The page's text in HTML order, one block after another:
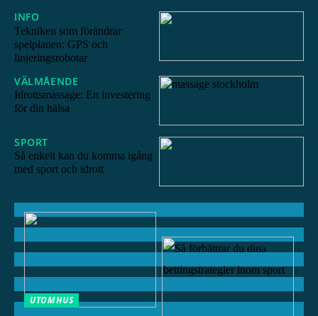
INFO
Tekniken som förändrar
spelplanen: GPS och
linjeringsrobotar
VÄLMÅENDE
Idrottsmassage: En investering
för din hälsa
SPORT
Så enkelt kan du komma igång
med sport och idrott
UTOMHUS